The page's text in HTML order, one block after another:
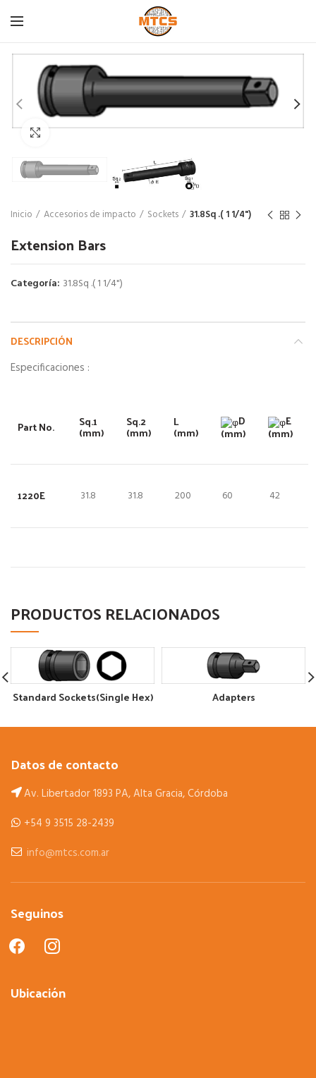
Click para agrandar
Inicio Accesorios de impacto Sockets 31.8Sq .( 1 1/4")
Extension Bars
Categoría: 31.8Sq .( 1 1/4")
DESCRIPCIÓN
Especificaciones :
Part No. Sq.1
(mm)
Sq.2
(mm)
L
(mm)
D
(mm)
E
(mm)
1220E 31.8 31.8 200 60 42
PRODUCTOS RELACIONADOS
Standard Sockets(Single Hex) Adapters
Datos de contacto
Av. Libertador 1893 PA, Alta Gracia, Córdoba
+54 9 3515 28-2439
info@mtcs.com.ar
Seguinos
facebookinstagram
Ubicación